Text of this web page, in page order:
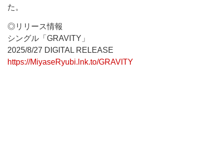
た。
◎リリース情報
シングル「GRAVITY」
2025/8/27 DIGITAL RELEASE
https://MiyaseRyubi.lnk.to/GRAVITY